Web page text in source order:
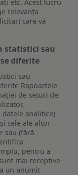
etc. Acest lucru
relevanța
care vă
statistici sau
diferite
sau
Rapoartele
de seturi de
analitice)
cele ale altor
sau (fără
pentru a
mai receptive
un anumit